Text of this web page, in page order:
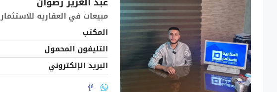
مبيعات في العقاريه للاستثمار
المكتب
التليفون المحمول
البريد الإلكتروني